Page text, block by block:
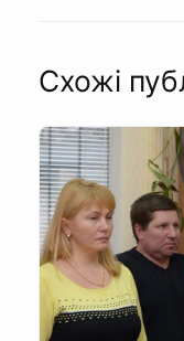
Схожі